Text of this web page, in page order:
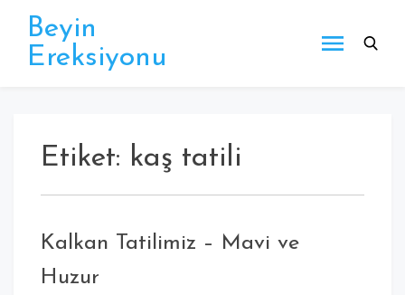
Beyin
Ereksiyonu
Etiket: kaş tatili
Kalkan Tatilimiz – Mavi ve
Huzur